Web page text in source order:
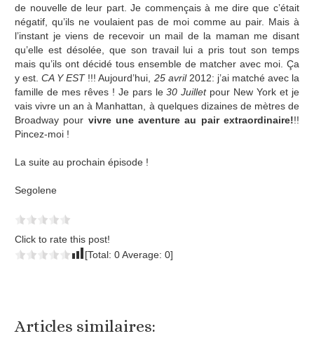
de nouvelle de leur part. Je commençais à me dire que c’était
négatif, qu’ils ne voulaient pas de moi comme au pair. Mais à
l’instant je viens de recevoir un mail de la maman me disant
qu’elle est désolée, que son travail lui a pris tout son temps
mais qu’ils ont décidé tous ensemble de matcher avec moi. Ça
y est.CA Y EST!!! Aujourd’hui, 25 avril2012: j’ai matché avec la
famille de mes rêves ! Je pars le30 Juilletpour New York et je
vais vivre un an à Manhattan, à quelques dizaines de mètres de
Broadway pour vivre une aventure au pair extraordinaire!!!
Pincez-moi !
La suite au prochain épisode !
Segolene
Click to rate this post!
[Total:0Average:0]
Articles similaires: